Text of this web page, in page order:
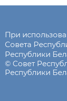
При
Совета
Республики
© Совет
Республики